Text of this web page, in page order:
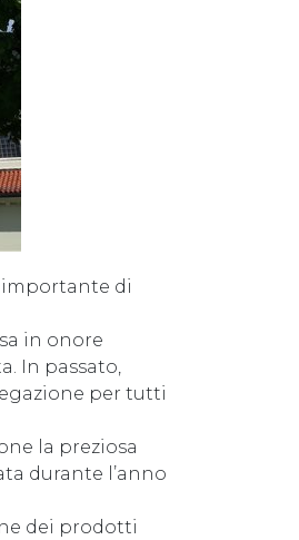
importante di
in onore
In passato,
per tutti
la preziosa
durante l’anno
dei prodotti